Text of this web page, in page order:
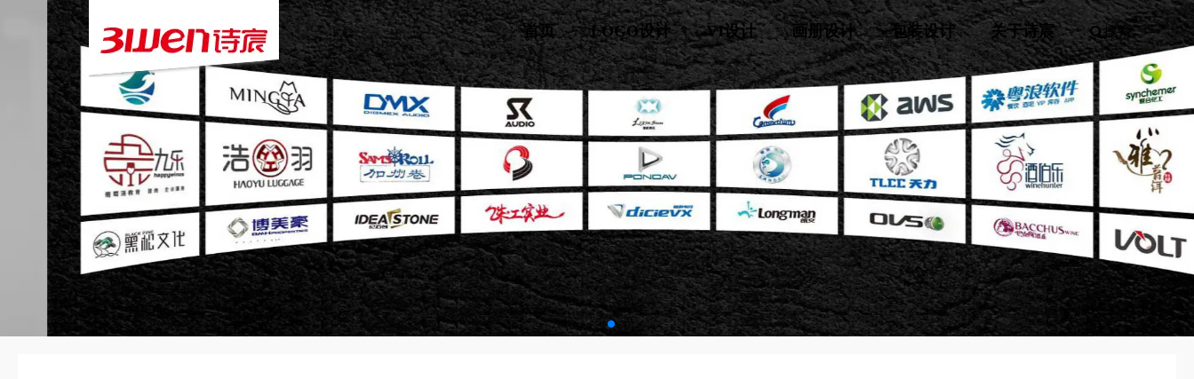
首页 LOGO设计 VI设计 画册设计 包装设计 关于诗宸 搜索